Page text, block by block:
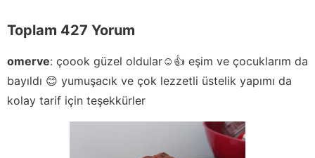
Toplam 427 Yorum
omerve: çoook güzel oldular☺️👍 eşim ve çocuklarım da
bayıldı 😊 yumuşacık ve çok lezzetli üstelik yapımı da
kolay tarif için teşekkürler